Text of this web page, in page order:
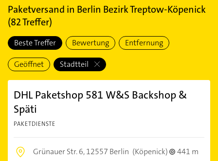
Paketversand in Berlin Bezirk Treptow-Köpenick
(82Treffer)
Beste Treffer Bewertung Entfernung
Geöffnet Stadtteil
DHL Paketshop 581 W&S Backshop &
Späti
PAKETDIENSTE
Grünauer Str. 6,12557 Berlin (Köpenick)
441 m